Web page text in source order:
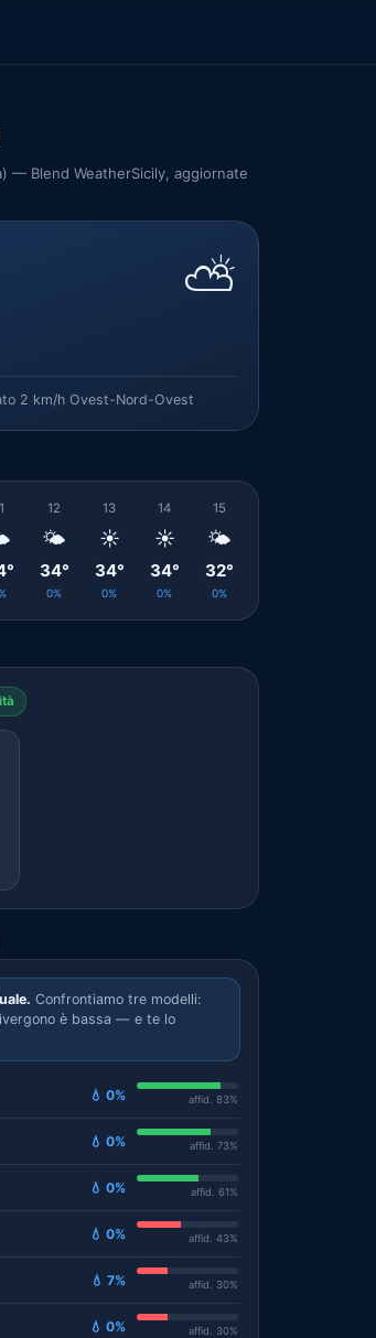
— Blend WeatherSicily, aggiornate
⛅
2 km/h Ovest-Nord-Ovest
12
🌤️
34°
0%
13
☀️
34°
0%
14
☀️
34°
0%
15
🌤️
32°
0%
Confrontiamo tre modelli:
è bassa — e te lo
💧 0% affid. 83%
💧 0% affid. 73%
💧 0% affid. 61%
💧 0% affid. 43%
💧 7% affid. 30%
💧 0% affid. 30%